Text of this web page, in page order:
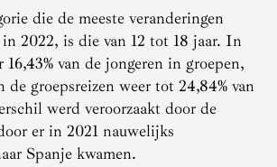
die de meeste veranderingen
2022, is die van 12 tot 18 jaar. In
16,43% van de jongeren in groepen,
de groepsreizen weer tot 24,84% van
werd veroorzaakt door de
er in 2021 nauwelijks
Spanje kwamen.